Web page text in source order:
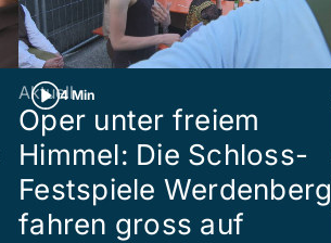
4 Min
Aktuell
Oper unter freiem
Himmel: Die Schloss-
Festspiele Werdenberg
fahren gross auf